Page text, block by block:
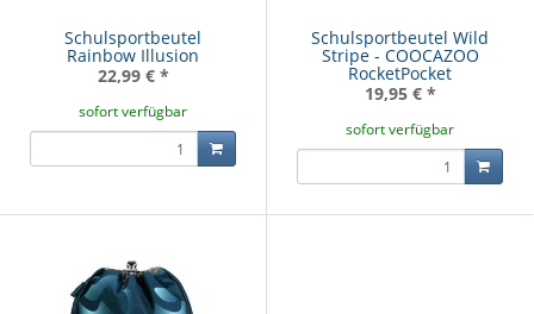
Schulsportbeutel
Rainbow Illusion
22,99 € *
sofort verfügbar
Schulsportbeutel Wild
Stripe - COOCAZOO
RocketPocket
19,95 € *
sofort verfügbar